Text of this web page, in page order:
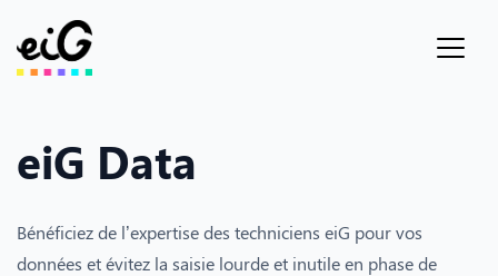
eiG Data
Bénéficiez de l’expertise des techniciens eiG pour vos
données et évitez la saisie lourde et inutile en phase de